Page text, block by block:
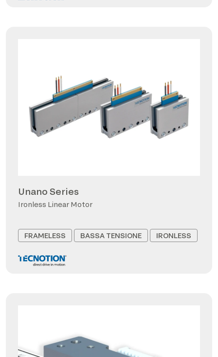
Unano Series
Ironless Linear Motor
FRAMELESS BASSA TENSIONE IRONLESS